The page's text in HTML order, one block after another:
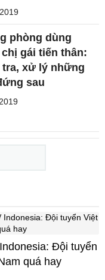
phòng dùng
chị gái tiến thân:
tra, xử lý những
sau
Đội tuyển
quá hay